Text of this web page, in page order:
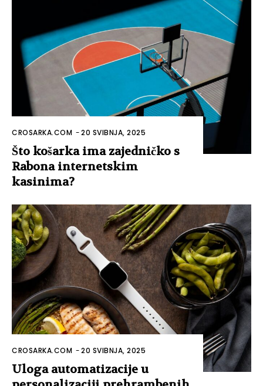
CROSARKA.COM -20 SVIBNJA, 2025
Što košarka ima zajedničko s
Rabona internetskim
kasinima?
CROSARKA.COM -20 SVIBNJA, 2025
Uloga automatizacije u